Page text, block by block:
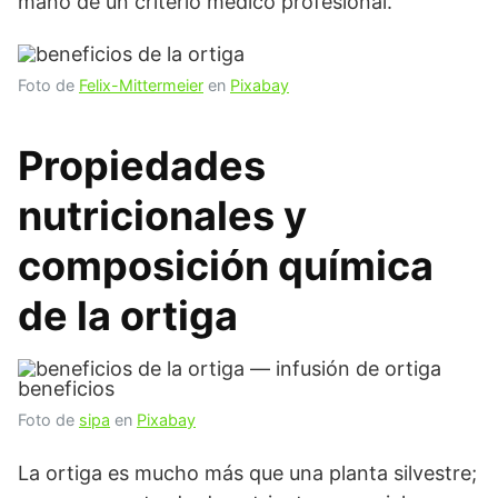
Foto de Felix-Mittermeier en Pixabay
Propiedades
nutricionales y
composición química
de la ortiga
Foto de sipa en Pixabay
La ortiga es mucho más que una planta silvestre;